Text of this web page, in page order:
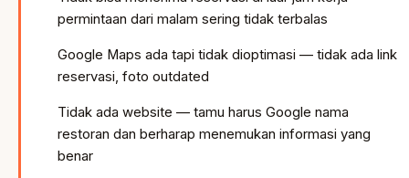
permintaan dari malam sering tidak terbalas
Google Maps ada tapi tidak dioptimasi — tidak ada link
reservasi, foto outdated
Tidak ada website — tamu harus Google nama
restoran dan berharap menemukan informasi yang
benar